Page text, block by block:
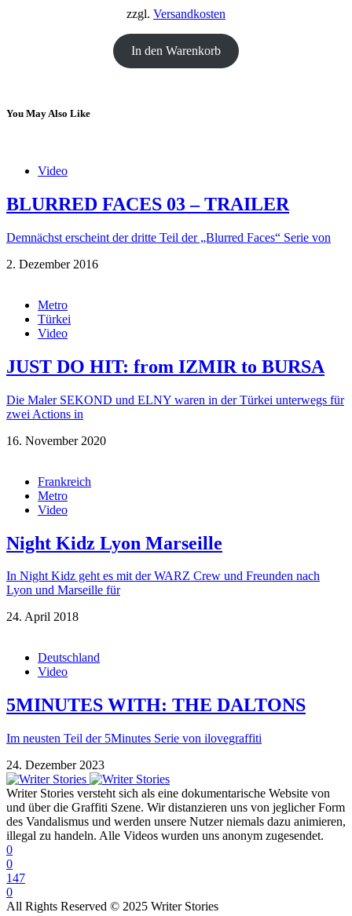
zzgl. Versandkosten
In den Warenkorb
You May Also Like
Video
BLURRED FACES 03 – TRAILER
Demnächst erscheint der dritte Teil der „Blurred Faces“ Serie von
2. Dezember 2016
Metro
Türkei
Video
JUST DO HIT: from IZMIR to BURSA
Die Maler SEKOND und ELNY waren in der Türkei unterwegs für
zwei Actions in
16. November 2020
Frankreich
Metro
Video
Night Kidz Lyon Marseille
In Night Kidz geht es mit der WARZ Crew und Freunden nach
Lyon und Marseille für
24. April 2018
Deutschland
Video
5MINUTES WITH: THE DALTONS
Im neusten Teil der 5Minutes Serie von ilovegraffiti
24. Dezember 2023
Writer Stories versteht sich als eine dokumentarische Website von
und über die Graffiti Szene. Wir distanzieren uns von jeglicher Form
des Vandalismus und werden unsere Nutzer niemals dazu animieren,
illegal zu handeln. Alle Videos wurden uns anonym zugesendet.
0
0
147
0
All Rights Reserved © 2025 Writer Stories